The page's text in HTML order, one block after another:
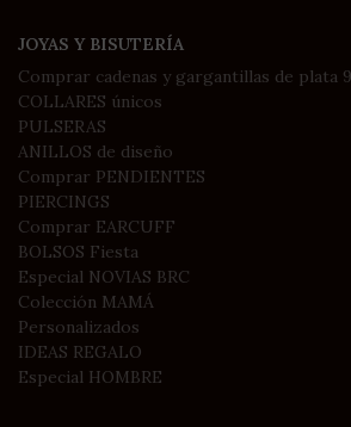
JOYAS Y BISUTERÍA
Comprar cadenas y gargantillas de plata
COLLARES únicos
PULSERAS
ANILLOS de diseño
Comprar PENDIENTES
PIERCINGS
Comprar EARCUFF
BOLSOS Fiesta
Especial NOVIAS BRC
Colección MAMÁ
Personalizados
IDEAS REGALO
Especial HOMBRE